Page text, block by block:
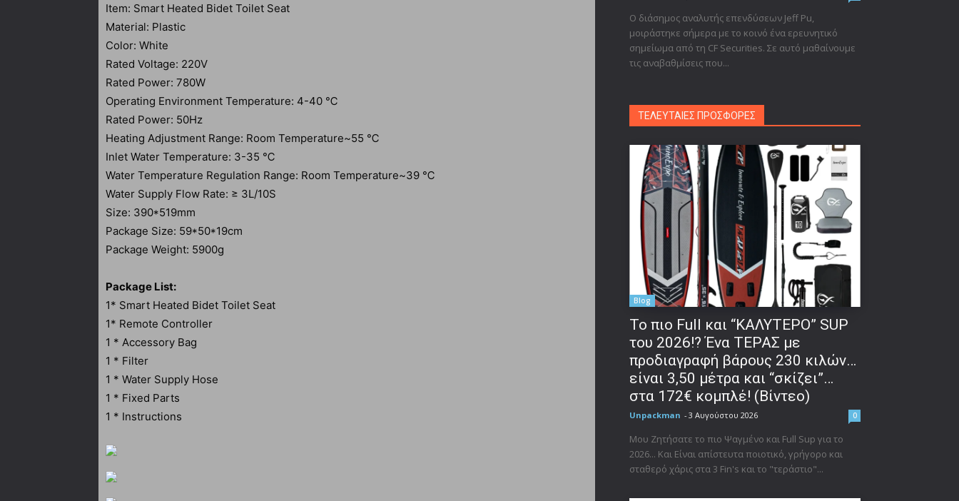
Item: Smart Heated Bidet Toilet Seat
Material: Plastic
Color: White
Rated Voltage: 220V
Rated Power: 780W
Operating Environment Temperature: 4-40 ℃
Rated Power: 50Hz
Heating Adjustment Range: Room Temperature~55 ℃
Inlet Water Temperature: 3-35 ℃
Water Temperature Regulation Range: Room Temperature~39 ℃
Water Supply Flow Rate: ≥ 3L/10S
Size: 390*519mm
Package Size: 59*50*19cm
Package Weight: 5900g
Package List:
1* Smart Heated Bidet Toilet Seat
1* Remote Controller
1 * Accessory Bag
1 * Filter
1 * Water Supply Hose
1 * Fixed Parts
1 * Instructions
Ο διάσημος αναλυτής επενδύσεων Jeff Pu,
μοιράστηκε σήμερα με το κοινό ένα ερευνητικό
σημείωμα από τη CF Securities. Σε αυτό μαθαίνουμε
τις αναβαθμίσεις που...
ΤΕΛΕΥΤΑΙΕΣ ΠΡΟΣΦΟΡΕΣ
Blog
To πιο Full και “ΚΑΛΥΤΕΡΟ” SUP
του 2026!? Ένα ΤΕΡΑΣ με
προδιαγραφή βάρους 230 κιλών…
είναι 3,50 μέτρα και “σκίζει”…
στα 172€ κομπλέ! (Βίντεο)
Unpackman - 3 Αυγούστου 2026 0
Μου Ζητήσατε το πιο Ψαγμένο και Full Sup για το
2026... Και Είναι απίστευτα ποιοτικό, γρήγορο και
σταθερό χάρις στα 3 Fin's και το "τεράστιο"...